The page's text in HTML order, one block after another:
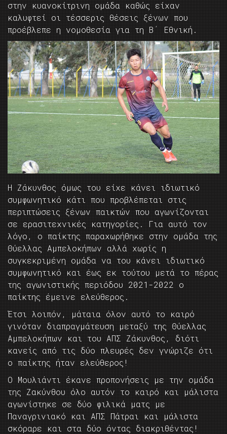
στην κυανοκίτρινη ομάδα καθώς είχαν
καλυφτεί οι τέσσερις θέσεις ξένων που
προέβλεπε η νομοθεσία για τη Β΄ Εθνική.
Η Ζάκυνθος όμως του είχε κάνει ιδιωτικό
συμφωνητικό κάτι που προβλέπεται στις
περιπτώσεις ξένων παικτών που αγωνίζονται
σε ερασιτεχνικές κατηγορίες. Για αυτό τον
λόγο, ο παίκτης παραχωρήθηκε στην ομάδα της
Θύελλας Αμπελοκήπων αλλά χωρίς η
συγκεκριμένη ομάδα να του κάνει ιδιωτικό
συμφωνητικό και έως εκ τούτου μετά το πέρας
της αγωνιστικής περιόδου 2021-2022 ο
παίκτης έμεινε ελεύθερος.
Έτσι λοιπόν, μάταια όλον αυτό το καιρό
γινόταν διαπραγμάτευση μεταξύ της Θύελλας
Αμπελοκήπων και του ΑΠΣ Ζάκυνθος, διότι
κανείς από τις δύο πλευρές δεν γνώριζε ότι
ο παίκτης ήταν ελεύθερος!
Ο Μουλιάντι έκανε προπονήσεις με την ομάδα
της Ζακύνθου όλο αυτόν το καιρό και μάλιστα
αγωνίστηκε σε δύο φιλικά ματς με
Παναγρινιακό και ΑΠΣ Πάτραι και μάλιστα
σκόραρε και στα δύο όντας διακριθέντας!